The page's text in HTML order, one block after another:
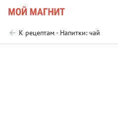
К рецептам - Напитки: чай